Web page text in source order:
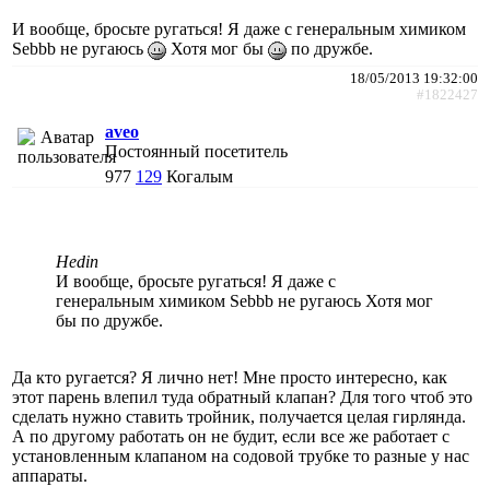
И вообще, бросьте ругаться! Я даже с генеральным химиком
Sebbb не ругаюсь
Хотя мог бы по дружбе.
18/05/2013 19:32:00
#1822427
aveo
Постоянный посетитель
977 129 Когалым
Hedin
И вообще, бросьте ругаться! Я даже с
генеральным химиком Sebbb не ругаюсь Хотя мог
бы по дружбе.
Да кто ругается? Я лично нет! Мне просто интересно, как
этот парень влепил туда обратный клапан? Для того чтоб это
сделать нужно ставить тройник, получается целая гирлянда.
А по другому работать он не будит, если все же работает с
установленным клапаном на содовой трубке то разные у нас
аппараты.